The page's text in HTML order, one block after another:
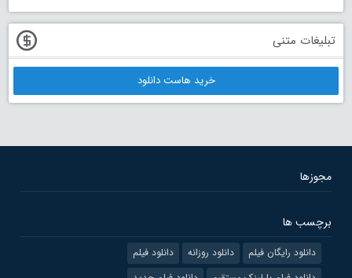
تبلیغات متنی
خرید هاست دانلود
مجوزها
برچسب ها
دانلود رایگان فیلم دانلود روزانه
دانلود فیلم